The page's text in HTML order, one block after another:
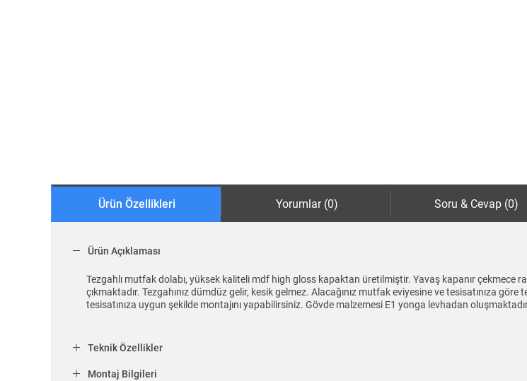
Ürün Özellikleri Yorumlar (0) Soru & Cevap (0)
Ürün Açıklaması
Tezgahlı mutfak dolabı, yüksek kaliteli mdf high gloss kapaktan üretilmiştir. Yavaş kapanır çekmece
çıkmaktadır. Tezgahınız dümdüz gelir, kesik gelmez. Alacağınız mutfak eviyesine ve tesisatınıza
tesisatınıza uygun şekilde montajını yapabilirsiniz. Gövde malzemesi E1 yonga levhadan
Teknik Özellikler
Montaj Bilgileri